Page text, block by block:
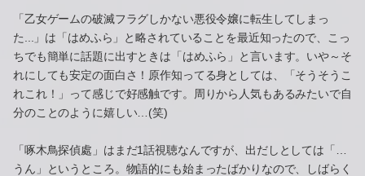
「乙女ゲームの破滅フラグしかない悪役令嬢に転生してしまっ
た...」は「はめふら」と略されていることを最近知ったので、こっ
ちでも簡単に話題に出すときは「はめふら」と言います。いや～そ
れにしても安定の面白さ！原作知ってる身としては、「そうそうこ
れこれ！」って感じで好感触です。周りから人気もあるみたいで自
分のことのように嬉しい…(笑)
「啄木鳥探偵處」はまだ1話視聴なんですが、出だしとしては「…
うん」というところ。物語的にも始まったばかりなので、しばらく